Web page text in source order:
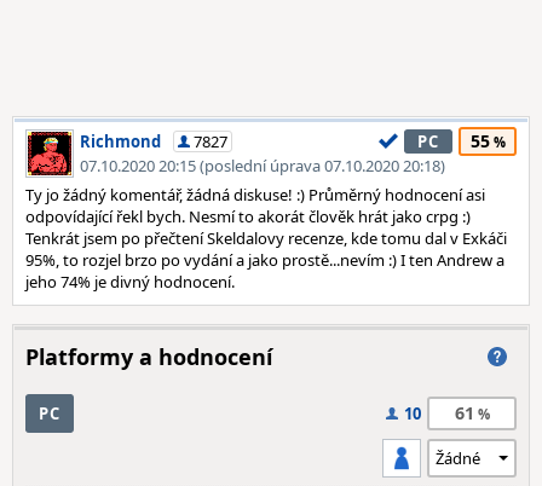
Richmond
7827
07.10.2020 20:15 (poslední úprava 07.10.2020 20:18)
PC 55
Ty jo žádný komentář, žádná diskuse! :) Průměrný hodnocení asi
odpovídající řekl bych. Nesmí to akorát člověk hrát jako crpg :)
Tenkrát jsem po přečtení Skeldalovy recenze, kde tomu dal v Exkáči
95%, to rozjel brzo po vydání a jako prostě...nevím :) I ten Andrew a
jeho 74% je divný hodnocení.
Platformy a hodnocení
PC 10 61